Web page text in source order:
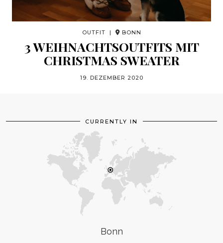
OUTFIT | BONN
3 WEIHNACHTSOUTFITS MIT
CHRISTMAS SWEATER
19. DEZEMBER 2020
CURRENTLY IN
Bonn